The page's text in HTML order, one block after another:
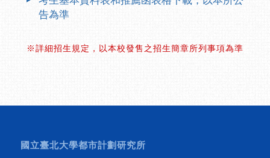
告為準
※詳細招生規定，以本校發售之招生簡章所列事項為準
國立臺北大學都市計劃研究所